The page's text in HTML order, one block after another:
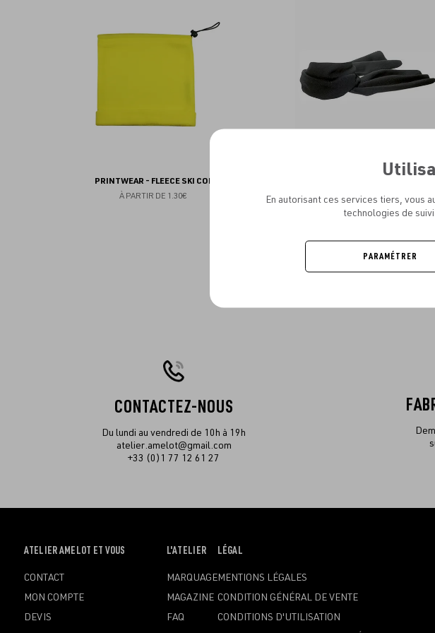
PRINTWEAR - FLEECE SKI COL
À PARTIR DE 1.30€
À PARTIR DE 1.92€
CONTACTEZ-NOUS
Du lundi au vendredi de 10h à 19h
atelier.amelot@gmail.com
+33 (0)1 77 12 61 27
OUVRIR
MENU
ATELIER AMELOT ET VOUS
CONTACT
MON COMPTE
DEVIS
OUVRIR
MENU
L'ATELIER
MARQUAGE
MAGAZINE
FAQ
OUVRIR
MENU
LÉGAL
MENTIONS LÉGALES
CONDITION GÉNÉRAL DE VENTE
CONDITIONS D'UTILISATION
En autorisant ces services tiers, vous
technologies de
PARAMÉTRER